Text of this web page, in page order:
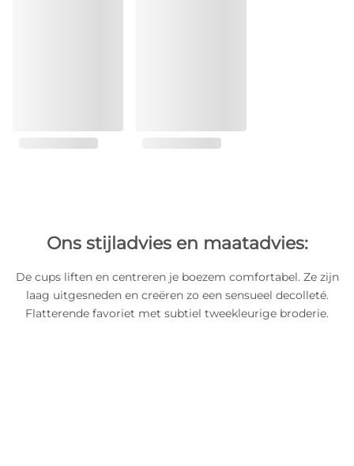
Ons stijladvies en maatadvies:
De cups liften en centreren je boezem comfortabel. Ze zijn
laag uitgesneden en creëren zo een sensueel decolleté.
Flatterende favoriet met subtiel tweekleurige broderie.